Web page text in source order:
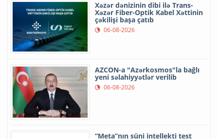
Xəzər dənizinin dibi ilə Trans-
Xəzər Fiber-Optik Kabel Xəttinin
çəkilişi başa çatıb
06-08-2026
AZCON-a "Azərkosmos"la bağlı
yeni səlahiyyətlər verilib
06-08-2026
“Meta”nın süni intellekti test